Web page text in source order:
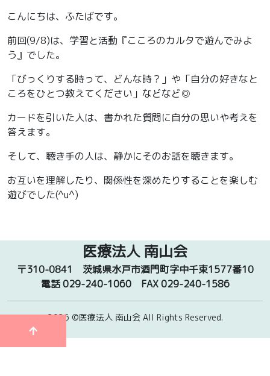
こんにちは、ふたばです。
前回(9/8)は、学習と活動『こころのカルタで遊んでみよ
う』でした。
「びっくりする時って、どんな時？」や「自分の好きなと
ころをひとつ教えてください」などなど◎
カードを引いた人は、書かれた質問に自分の思いや考えを
答えます。
そして、聴き手の人は、静かにそのお話を聴きます。
お互いを理解したり、関係性を深めたりすることを楽しむ
遊びでした(^u^)
医療法人 南山会
〒310-0841 茨城県水戸市酒門町字中千束1577番10
電話 029-240-1060 FAX 029-240-1586
2026 ©医療法人 南山会All Rights Reserved.